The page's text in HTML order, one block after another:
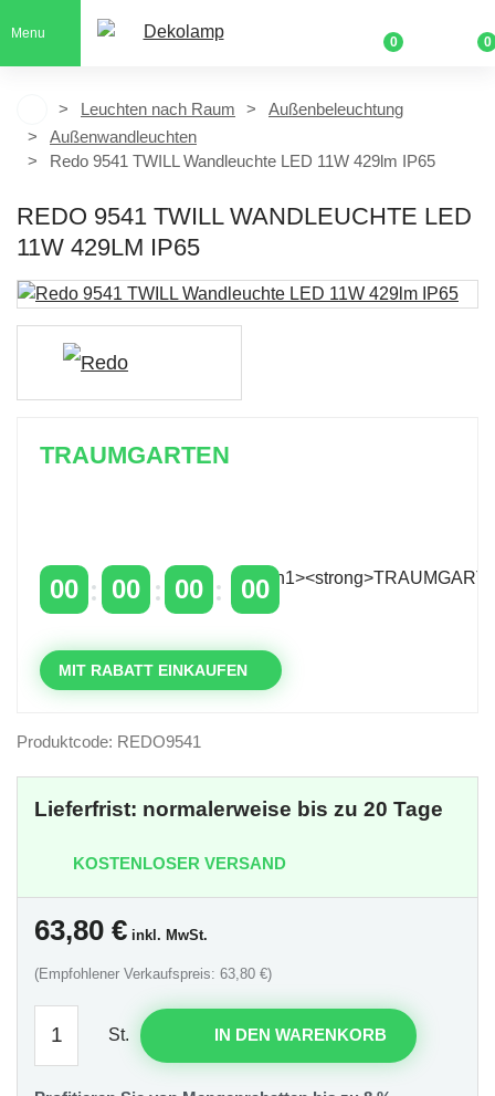
Menu
0 0
Leuchten nach Raum
Außenbeleuchtung
Außenwandleuchten
Redo 9541 TWILL Wandleuchte LED 11W 429lm IP65
REDO 9541 TWILL WANDLEUCHTE LED
11W 429LM IP65
TRAUMGARTEN
00 00 00 00
MIT RABATT EINKAUFEN
Produktcode: REDO9541
Lieferfrist: normalerweise bis zu 20 Tage
KOSTENLOSER VERSAND
63,80 € inkl. MwSt.
(Empfohlener Verkaufspreis: 63,80 €)
St. IN DEN WARENKORB